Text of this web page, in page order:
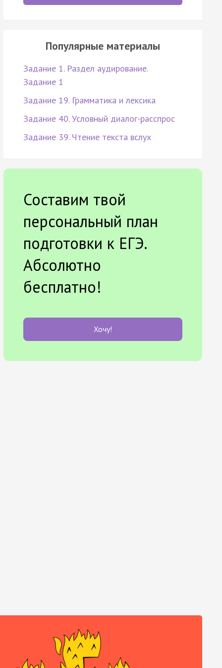
Популярные материалы
Задание 1. Раздел аудирование.
Задание 1
Задание 19. Грамматика и лексика
Задание 40. Условный диалог-расспрос
Задание 39. Чтение текста вслух
Составим твой
персональный план
подготовки к ЕГЭ.
Абсолютно
бесплатно!
Хочу!